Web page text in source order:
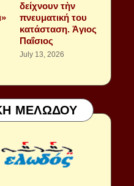
δείχνουν τὴν
πνευματική του
κατάσταση. Ἁγιος
Παΐσιος
July 13, 2026
ΜΕΛΩΔΟΥ